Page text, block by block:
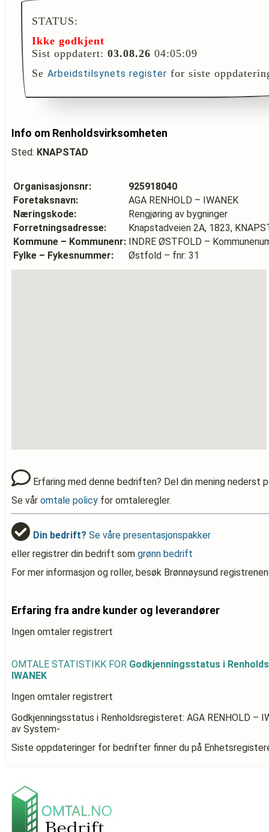
STATUS:
Ikke godkjent
Sist oppdatert: 03.08.26 04:05:09
Se Arbeidstilsynets register for siste
Info om Renholdsvirksomheten
Sted: KNAPSTAD
Organisasjonsnr:
925918040
Foretaksnavn:
AGA RENHOLD – IWANEK
Næringskode:
Rengjøring av bygninger
Forretningsadresse:
Knapstadveien 2A, 1823,
Kommune – Kommunenr: INDRE ØSTFOLD –
Fylke – Fykesnummer:
Østfold – fnr: 31
Erfaring med denne bedriften? Del din mening nederst
Se vår omtale policy for omtaleregler.
Din bedrift? Se våre presentasjonspakker
eller registrer din bedrift som grønn bedrift
For mer informasjon og roller, besøk Brønnøysund
Erfaring fra andre kunder og leverandører
Ingen omtaler registrert
OMTALE STATISTIKK FOR Godkjenningsstatus i
IWANEK
Ingen omtaler registrert
Godkjenningsstatus i Renholdsregisteret: AGA RENHOLD –
av System-
Siste oppdateringer for bedrifter finner du på